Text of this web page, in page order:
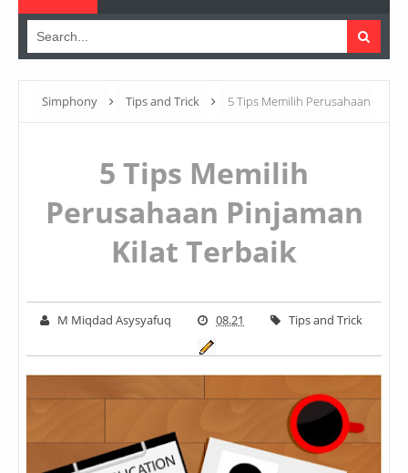
Simphony Tips and Trick 5 Tips Memilih Perusahaan
5 Tips Memilih
Perusahaan Pinjaman
Kilat Terbaik
M Miqdad Asysyafuq 08.21 Tips and Trick